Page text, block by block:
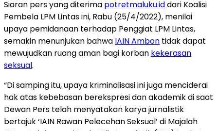
Siaran pers yang diterima potretmaluku.iddari Koalisi
Pembela LPM Lintas ini, Rabu (25/4/2022), menilai
upaya pemidanaan terhadap Penggiat LPM Lintas,
semakin menunjukan bahwa IAIN Ambon tidak dapat
mewujudkan ruang aman bagi korban kekerasan
seksual.
“Di samping itu, upaya kriminalisasi ini juga menciderai
hak atas kebebasan berekspresi dan akademik di saat
Dewan Pers telah menyatakan karya jurnalistik
bertajuk ‘IAIN Rawan Pelecehan Seksual’ di Majalah